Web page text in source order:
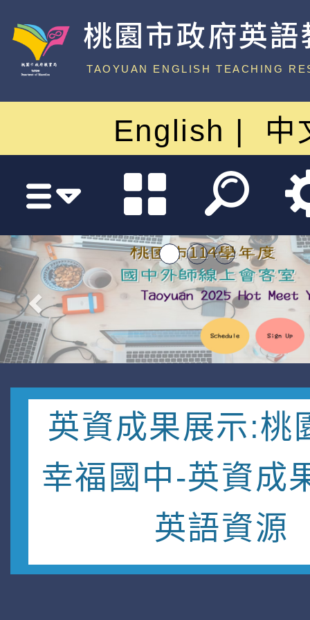
桃園市政府英
中心
TAOYUAN ENGLISH TEACHING
English 中
英資成果展示:桃
幸福國中-英資成
英語資源